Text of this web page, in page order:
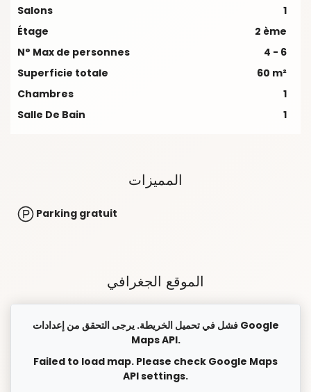
Salons
1
Étage
2 ème
N° Max de personnes
4 - 6
Superficie totale
60 m²
Chambres
1
Salle De Bain
1
المميزات
Parking gratuit
الموقع الجغرافي
فشل في تحميل الخريطة. يرجى التحقق من إعدادات Google
Maps API.
Failed to load map. Please check Google Maps
API settings.